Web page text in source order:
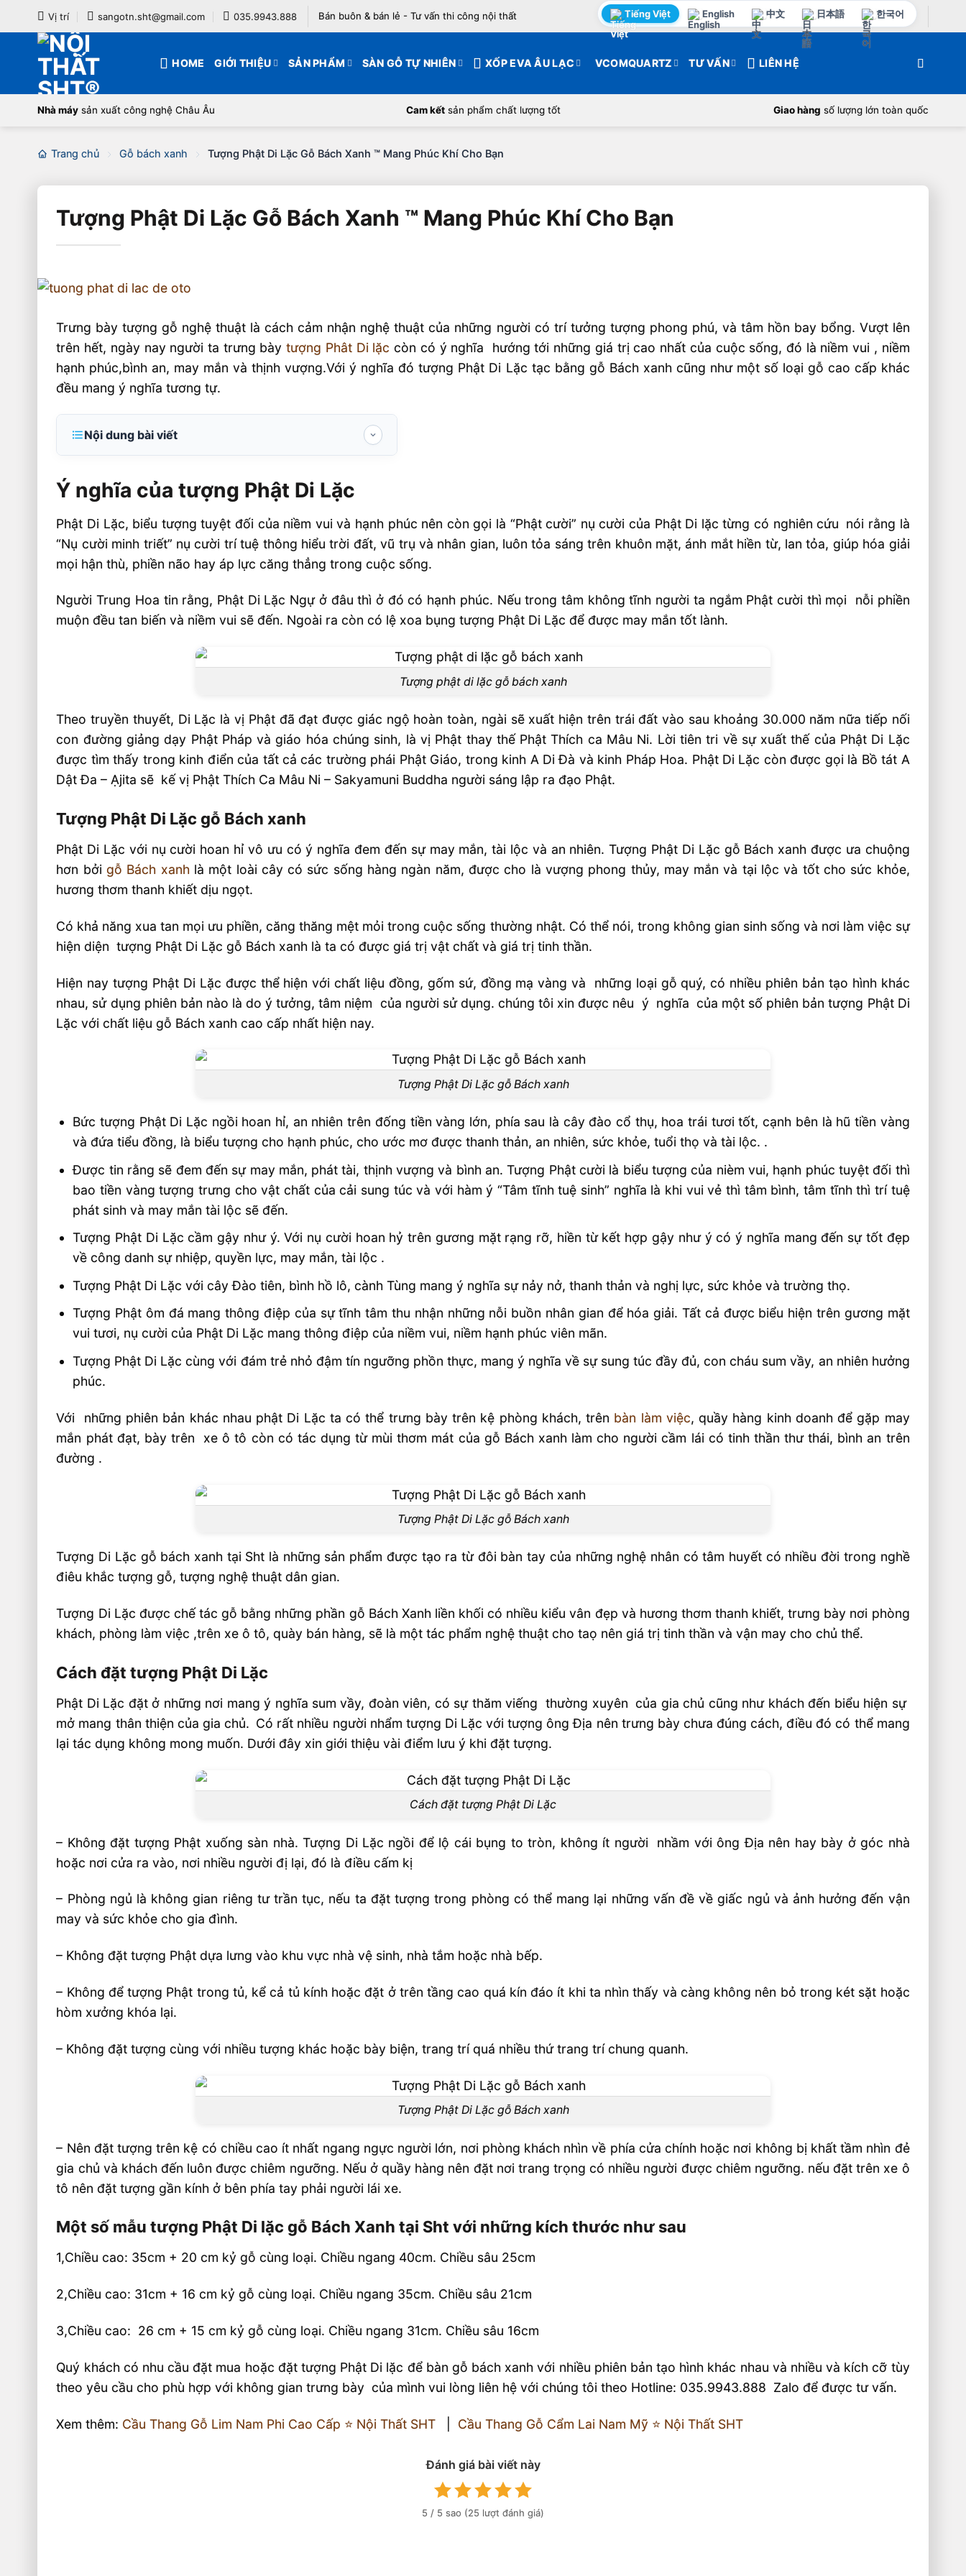
qua
Vị trí sangotn.sht@gmail.com 035.9943.888 Bán buôn & bán lẻ - Tư vấn thi công nội thất Tiếng Việt English 中文 日本語 한국어
HOME GIỚI THIỆU SẢN PHẨM SÀN GỖ TỰ NHIÊN XỐP EVA ÂU LẠC VCOMQUARTZ TƯ VẤN LIÊN HỆ
Nhà máy sản xuất công nghệ Châu Âu Cam kếtsản phẩm chất lượng tốt Giao hàng số lượng lớn toàn quốc
Trang chủ Gỗ bách xanh Tượng Phật Di Lặc Gỗ Bách Xanh ™ Mang Phúc Khí Cho Bạn
Tượng Phật Di Lặc Gỗ Bách Xanh ™ Mang Phúc Khí Cho Bạn
Trưng bày tượng gỗ nghệ thuật là cách cảm nhận nghệ thuật của những người có trí tưởng tượng phong phú, và tâm hồn bay bổng. Vượt lên
trên hết, ngày nay người ta trưng bày tượng Phât Di lặc còn có ý nghĩa hướng tới những giá trị cao nhất của cuộc sống, đó là niềm vui , niềm
hạnh phúc,bình an, may mắn và thịnh vượng.Với ý nghĩa đó tượng Phật Di Lặc tạc bằng gỗ Bách xanh cũng như một số loại gỗ cao cấp khác
đều mang ý nghĩa tương tự.
Nội dung bài viết
Tượng Phật Di Lặc gỗ Bách xanh
Cách đặt tượng Phật Di Lặc
Một số mẫu tượng Phật Di lặc gỗ Bách Xanh tại Sht
với những kích thước như sau
Ý nghĩa của tượng Phật Di Lặc
Phật Di Lặc, biểu tượng tuyệt đối của niềm vui và hạnh phúc nên còn gọi là “Phật cười” nụ cười của Phật Di lặc từng có nghiên cứu nói rằng là
“Nụ cười minh triết” nụ cười trí tuệ thông hiểu trời đất, vũ trụ và nhân gian, luôn tỏa sáng trên khuôn mặt, ánh mắt hiền từ, lan tỏa, giúp hóa giải
mọi hận thù, phiền não hay áp lực căng thẳng trong cuộc sống.
Người Trung Hoa tin rằng, Phật Di Lặc Ngự ở đâu thì ở đó có hạnh phúc. Nếu trong tâm không tĩnh người ta ngắm Phật cười thì mọi nỗi phiền
muộn đều tan biến và niềm vui sẽ đến. Ngoài ra còn có lệ xoa bụng tượng Phật Di Lặc để được may mắn tốt lành.
Tượng phật di lặc gỗ bách xanh
Theo truyền thuyết, Di Lặc là vị Phật đã đạt được giác ngộ hoàn toàn, ngài sẽ xuất hiện trên trái đất vào sau khoảng 30.000 năm nữa tiếp nối
con đường giảng dạy Phật Pháp và giáo hóa chúng sinh, là vị Phật thay thế Phật Thích ca Mâu Ni. Lời tiên tri về sự xuất thế của Phật Di Lặc
được tìm thấy trong kinh điển của tất cả các trường phái Phật Giáo, trong kinh A Di Đà và kinh Pháp Hoa. Phật Di Lặc còn được gọi là Bồ tát A
Dật Đa – Ạjita sẽ kế vị Phật Thích Ca Mâu Ni – Sakyamuni Buddha người sáng lập ra đạo Phật.
Tượng Phật Di Lặc gỗ Bách xanh
Phật Di Lặc với nụ cười hoan hỉ vô ưu có ý nghĩa đem đến sự may mắn, tài lộc và an nhiên. Tượng Phật Di Lặc gỗ Bách xanh được ưa chuộng
hơn bởigỗ Bách xanh là một loài cây có sức sống hàng ngàn năm, được cho là vượng phong thủy, may mắn và tại lộc và tốt cho sức khỏe,
hương thơm thanh khiết dịu ngọt.
Có khả năng xua tan mọi ưu phiền, căng thăng mệt mỏi trong cuộc sống thường nhật. Có thể nói, trong không gian sinh sống và nơi làm việc sự
hiện diện tượng Phật Di Lặc gỗ Bách xanh là ta có được giá trị vật chất và giá trị tinh thần.
Hiện nay tượng Phật Di Lặc được thể hiện với chất liệu đồng, gốm sứ, đồng mạ vàng và những loại gỗ quý, có nhiều phiên bản tạo hình khác
nhau, sử dụng phiên bản nào là do ý tưởng, tâm niệm của người sử dụng. chúng tôi xin được nêu ý nghĩa của một số phiên bản tượng Phật Di
Lặc với chất liệu gỗ Bách xanh cao cấp nhất hiện nay.
Tượng Phật Di Lặc gỗ Bách xanh
Bức tượng Phật Di Lặc ngồi hoan hỉ, an nhiên trên đống tiền vàng lớn, phía sau là cây đào cổ thụ, hoa trái tươi tốt, cạnh bên là hũ tiền vàng
và đứa tiểu đồng, là biểu tượng cho hạnh phúc, cho ước mơ được thanh thản, an nhiên, sức khỏe, tuổi thọ và tài lộc. .
Được tin rằng sẽ đem đến sự may mắn, phát tài, thịnh vượng và bình an. Tượng Phật cười là biểu tượng của nièm vui, hạnh phúc tuyệt đối thì
bao tiền vàng tượng trưng cho vật chất của cải sung túc và với hàm ý “Tâm tĩnh tuệ sinh” nghĩa là khi vui vẻ thì tâm bình, tâm tĩnh thì trí tuệ
phát sinh và may mắn tài lộc sẽ đến.
Tượng Phật Di Lặc cầm gậy như ý. Với nụ cười hoan hỷ trên gương mặt rạng rỡ, hiền từ kết hợp gậy như ý có ý nghĩa mang đến sự tốt đẹp
về công danh sự nhiệp, quyền lực, may mắn, tài lộc .
Tượng Phật Di Lặc với cây Đào tiên, bình hồ lô, cành Tùng mang ý nghĩa sự nảy nở, thanh thản và nghị lực, sức khỏe và trường thọ.
Tượng Phật ôm đá mang thông điệp của sự tĩnh tâm thu nhận những nỗi buồn nhân gian để hóa giải. Tất cả được biểu hiện trên gương mặt
vui tươi, nụ cười của Phật Di Lặc mang thông điệp của niềm vui, niềm hạnh phúc viên mãn.
Tượng Phật Di Lặc cùng với đám trẻ nhỏ đậm tín ngưỡng phồn thực, mang ý nghĩa về sự sung túc đầy đủ, con cháu sum vầy, an nhiên hưởng
phúc.
Với những phiên bản khác nhau phật Di Lặc ta có thể trưng bày trên kệ phòng khách, trên bàn làm việc, quầy hàng kinh doanh để gặp may
mắn phát đạt, bày trên xe ô tô còn có tác dụng từ mùi thơm mát của gỗ Bách xanh làm cho người cầm lái có tinh thần thư thái, bình an trên
đường .
Tượng Phật Di Lặc gỗ Bách xanh
Tượng Di Lặc gỗ bách xanh tại Sht là những sản phẩm được tạo ra từ đôi bàn tay của những nghệ nhân có tâm huyết có nhiều đời trong nghề
điêu khắc tượng gỗ, tượng nghệ thuật dân gian.
Tượng Di Lặc được chế tác gỗ bằng những phần gỗ Bách Xanh liền khối có nhiều kiểu vân đẹp và hương thơm thanh khiết, trưng bày nơi phòng
khách, phòng làm việc ,trên xe ô tô, quày bán hàng, sẽ là một tác phẩm nghệ thuật cho taọ nên giá trị tinh thần và vận may cho chủ thể.
Cách đặt tượng Phật Di Lặc
Phật Di Lặc đặt ở những nơi mang ý nghĩa sum vầy, đoàn viên, có sự thăm viếng thường xuyên của gia chủ cũng như khách đến biểu hiện sự
mở mang thân thiện của gia chủ. Có rất nhiều người nhẩm tượng Di Lặc với tượng ông Địa nên trưng bày chưa đúng cách, điều đó có thể mang
lại tác dụng không mong muốn. Dưới đây xin giới thiệu vài điểm lưu ý khi đặt tượng.
Cách đặt tượng Phật Di Lặc
– Không đặt tượng Phật xuống sàn nhà. Tượng Di Lặc ngồi để lộ cái bụng to tròn, không ít người nhầm với ông Địa nên hay bày ở góc nhà
hoặc nơi cửa ra vào, nơi nhiều người đị lại, đó là điều cấm kị
– Phòng ngủ là không gian riêng tư trần tục, nếu ta đặt tượng trong phòng có thể mang lại những vấn đề về giấc ngủ và ảnh hưởng đến vận
may và sức khỏe cho gia đình.
– Không đặt tượng Phật dựa lưng vào khu vực nhà vệ sinh, nhà tắm hoặc nhà bếp.
– Không để tượng Phật trong tủ, kể cả tủ kính hoặc đặt ở trên tầng cao quá kín đáo ít khi ta nhìn thấy và càng không nên bỏ trong két sặt hoặc
hòm xưởng khóa lại.
– Không đặt tượng cùng với nhiều tượng khác hoặc bày biện, trang trí quá nhiều thứ trang trí chung quanh.
Tượng Phật Di Lặc gỗ Bách xanh
– Nên đặt tượng trên kệ có chiều cao ít nhất ngang ngực người lớn, nơi phòng khách nhìn về phía cửa chính hoặc nơi không bị khất tầm nhìn đẻ
gia chủ và khách đến luôn được chiêm ngưỡng. Nếu ở quầy hàng nên đặt nơi trang trọng có nhiều người được chiêm ngưỡng. nếu đặt trên xe ô
tô nên đặt tượng gần kính ở bên phía tay phải người lái xe.
Một số mẫu tượng Phật Di lặc gỗ Bách Xanh tại Sht với những kích thước như sau
1,Chiều cao: 35cm + 20 cm kỷ gỗ cùng loại. Chiều ngang 40cm. Chiều sâu 25cm
2,Chiều cao: 31cm + 16 cm kỷ gỗ cùng loại. Chiều ngang 35cm. Chiều sâu 21cm
3,Chiều cao: 26 cm + 15 cm kỷ gỗ cùng loại. Chiều ngang 31cm. Chiều sâu 16cm
Quý khách có nhu cầu đặt mua hoặc đặt tượng Phật Di lặc để bàn gỗ bách xanh với nhiều phiên bản tạo hình khác nhau và nhiều và kích cỡ tùy
theo yêu cầu cho phù hợp với không gian trưng bày của mình vui lòng liên hệ với chúng tôi theo Hotline: 035.9943.888 Zalo để được tư vấn.
Xem thêm: Cầu Thang Gỗ Lim Nam Phi Cao Cấp ⭐️ Nội Thất SHT Cầu Thang Gỗ Cẩm Lai Nam Mỹ ⭐️ Nội Thất SHT
Đánh giá bài viết này
5 / 5 sao (25 lượt đánh giá)